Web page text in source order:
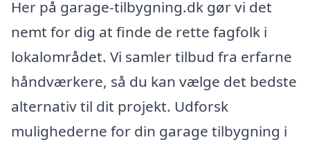
Her på garage-tilbygning.dk gør vi det
nemt for dig at finde de rette fagfolk i
lokalområdet. Vi samler tilbud fra erfarne
håndværkere, så du kan vælge det bedste
alternativ til dit projekt. Udforsk
mulighederne for din garage tilbygning i